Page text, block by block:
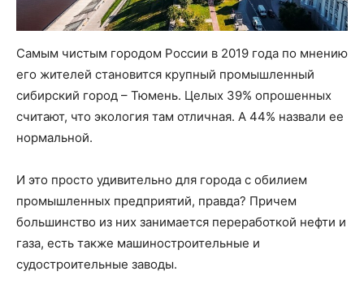
Самым чистым городом России в 2019 года по мнению
его жителей становится крупный промышленный
сибирский город – Тюмень. Целых 39% опрошенных
считают, что экология там отличная. А 44% назвали ее
нормальной.
И это просто удивительно для города с обилием
промышленных предприятий, правда? Причем
большинство из них занимается переработкой нефти и
газа, есть также машиностроительные и
судостроительные заводы.